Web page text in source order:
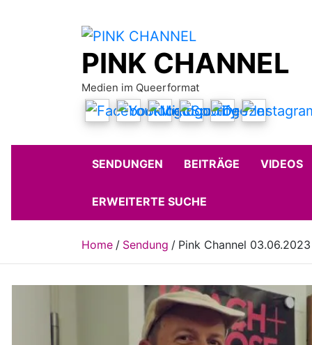
PINK CHANNEL
Medien im Queerformat
SENDUNGEN BEITRÄGE VIDEOS
ERWEITERTE SUCHE
Home Sendung Pink Channel 03.06.2023